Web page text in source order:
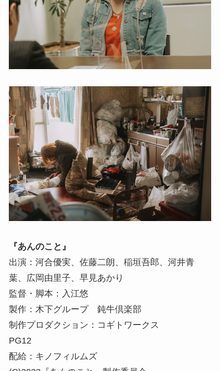
『あんのこと』
出演：河合優実、佐藤二朗、稲垣吾郎、河井青
葉、広岡由里子、早見あかり
監督・脚本：入江悠
製作：木下グループ 鈍牛倶楽部
制作プロダクション：コギトワークス
PG12
配給：キノフィルムズ